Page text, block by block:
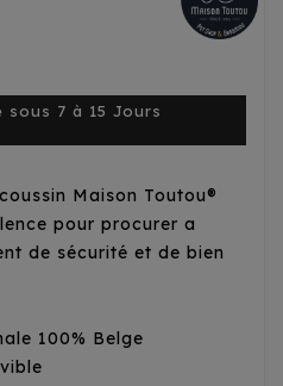
7 à 15 Jours
Maison Toutou®
pour procurer a
de sécurité et de bien
100% Belge